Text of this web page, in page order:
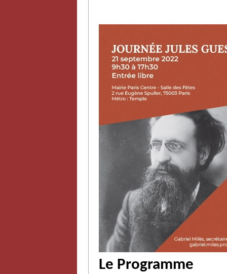
Le Programme